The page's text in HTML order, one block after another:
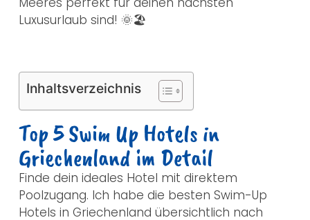
Luxusurlaub sind! 🌞🏖️
Inhaltsverzeichnis
Top 5 Swim Up Hotels in
Griechenland im Detail
Finde dein ideales Hotel mit direktem
Poolzugang. Ich habe die besten Swim-Up
Hotels in Griechenland übersichtlich nach